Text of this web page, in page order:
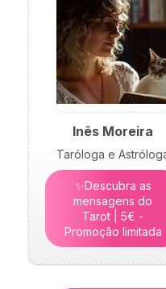
Inês Moreira
Taróloga e
✨Descubra as
mensagens do
Tarot | 5€ -
Promoção limitada